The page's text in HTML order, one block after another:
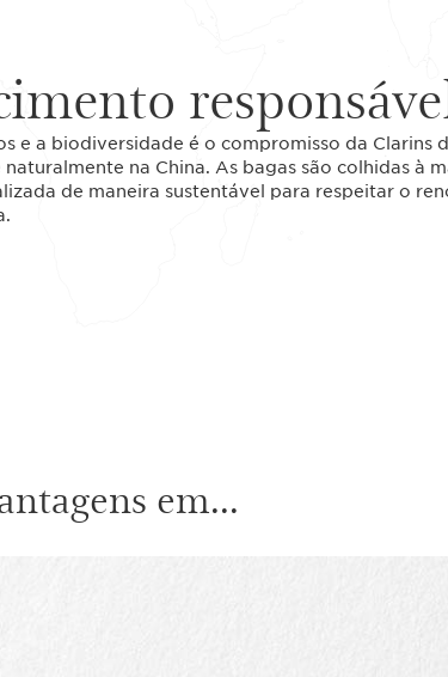
e a biodiversidade é o compromisso da Clarins
naturalmente na China. As bagas são colhidas à
de maneira sustentável para respeitar o
em...